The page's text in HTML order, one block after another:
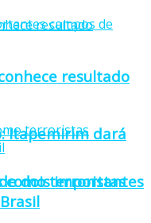
Itapemirim dará
dois importantes
resultado
como terroristas